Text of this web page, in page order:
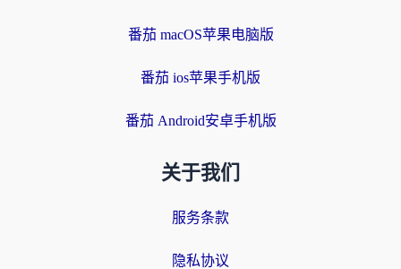
番茄 macOS苹果电脑版
番茄 ios苹果手机版
番茄 Android安卓手机版
关于我们
服务条款
隐私协议